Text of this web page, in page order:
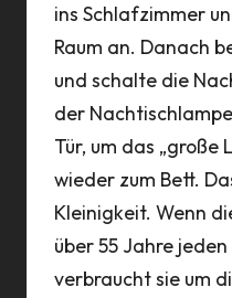
ins Schlafzimmer
Raum an. Danach
und schalte die
der
Tür, um das „große
wieder zum Bett.
Kleinigkeit. Wenn
über 55 Jahre
verbraucht sie um